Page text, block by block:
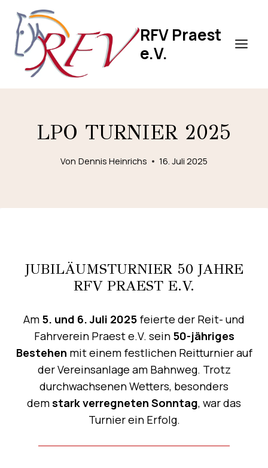
Inhalt
springen
RFV Praest
e.V.
LPO TURNIER 2025
Von Dennis Heinrichs 16. Juli 2025
JUBILÄUMSTURNIER 50 JAHRE
RFV PRAEST E.V.
Am 5. und 6. Juli 2025 feierte der Reit- und
Fahrverein Praest e.V. sein 50-jähriges
Bestehen mit einem festlichen Reitturnier auf
der Vereinsanlage am Bahnweg. Trotz
durchwachsenen Wetters, besonders
demstark verregneten Sonntag, war das
Turnier ein Erfolg.